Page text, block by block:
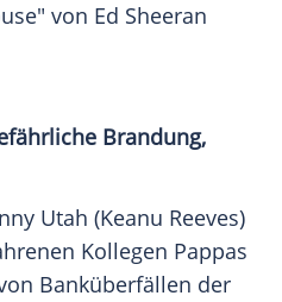
von Ed Sheeran
Brandung,
Utah (Keanu Reeves)
Kollegen Pappas
Banküberfällen der